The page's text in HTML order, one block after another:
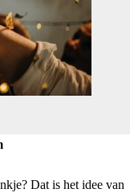
Dat is het idee van